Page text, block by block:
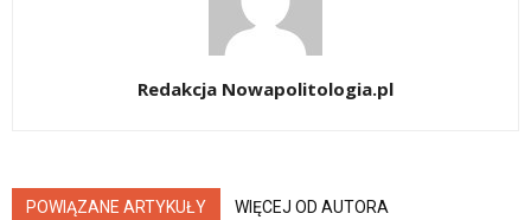
Redakcja Nowapolitologia.pl
POWIĄZANE ARTYKUŁY WIĘCEJ OD AUTORA